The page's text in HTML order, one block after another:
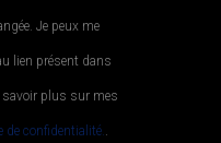
Je peux me
lien présent dans
savoir plus sur mes
de confidentialité..